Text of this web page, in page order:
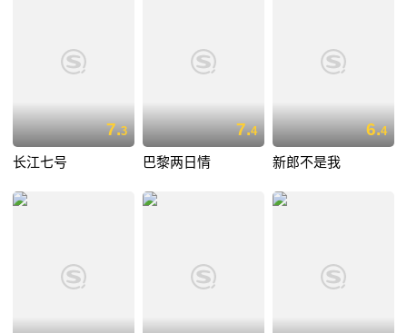
7.3
长江七号
7.4
巴黎两日情
6.4
新郎不是我